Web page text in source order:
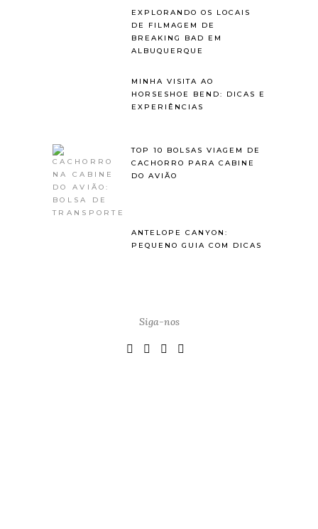
EXPLORANDO OS LOCAIS
DE FILMAGEM DE
BREAKING BAD EM
ALBUQUERQUE
MINHA VISITA AO
HORSESHOE BEND: DICAS E
EXPERIÊNCIAS
TOP 10 BOLSAS VIAGEM DE
CACHORRO PARA CABINE
DO AVIÃO
ANTELOPE CANYON:
PEQUENO GUIA COM DICAS
Siga-nos